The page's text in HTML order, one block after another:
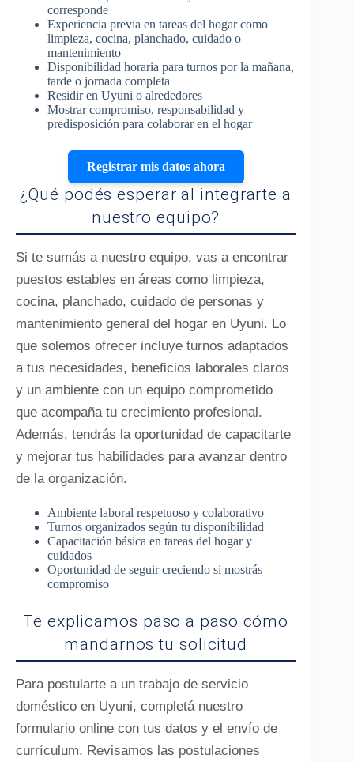
corresponde
Experiencia previa en tareas del hogar como
limpieza, cocina, planchado, cuidado o
mantenimiento
Disponibilidad horaria para turnos por la mañana,
tarde o jornada completa
Residir en Uyuni o alrededores
Mostrar compromiso, responsabilidad y
predisposición para colaborar en el hogar
Registrar mis datos ahora
¿Qué podés esperar al integrarte a
nuestro equipo?
Si te sumás a nuestro equipo, vas a encontrar
puestos estables en áreas como limpieza,
cocina, planchado, cuidado de personas y
mantenimiento general del hogar en Uyuni. Lo
que solemos ofrecer incluye turnos adaptados
a tus necesidades, beneficios laborales claros
y un ambiente con un equipo comprometido
que acompaña tu crecimiento profesional.
Además, tendrás la oportunidad de capacitarte
y mejorar tus habilidades para avanzar dentro
de la organización.
Ambiente laboral respetuoso y colaborativo
Turnos organizados según tu disponibilidad
Capacitación básica en tareas del hogar y
cuidados
Oportunidad de seguir creciendo si mostrás
compromiso
Te explicamos paso a paso cómo
mandarnos tu solicitud
Para postularte a un trabajo de servicio
doméstico en Uyuni, completá nuestro
formulario online con tus datos y el envío de
currículum. Revisamos las postulaciones